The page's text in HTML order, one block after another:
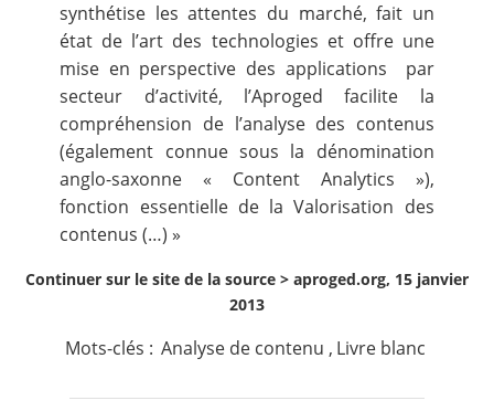
synthétise les attentes du marché, fait un
état de l’art des technologies et offre une
mise en perspective des applications par
secteur d’activité, l’Aproged facilite la
compréhension de l’analyse des contenus
(également connue sous la dénomination
anglo-saxonne « Content Analytics »),
fonction essentielle de la Valorisation des
contenus (…) »
Continuer sur le site de la source > aproged.org, 15 janvier
2013
Mots-clés : Analyse de contenu , Livre blanc